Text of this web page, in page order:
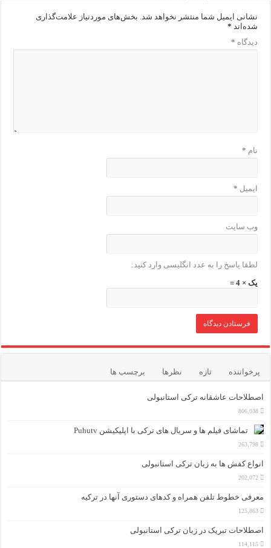
نشانی ایمیل شما منتشر نخواهد شد. بخش‌های موردنیاز علامت‌گذاری
شده‌اند *
دیدگاه *
نام *
ایمیل *
وب‌ سایت
لطفا پاسخ را به عدد انگلیسی وارد کنید:
یک × 4 =
پرخواننده تازه نظرها برچسب ها
اصطلاحات عاشقانه ترکی استانبولی
806,038
تماشای فیلم ها و سریال های ترکی با اپلیکیشن Puhutv
263,798
انواع کفش ها به زبان ترکی استانبولی
202,072
معرفی خطوط تلفن همراه و کدهای دستوری آنها در ترکیه
125,863
اصطلاحات تبریک در زبان ترکی استانبولی
114,115